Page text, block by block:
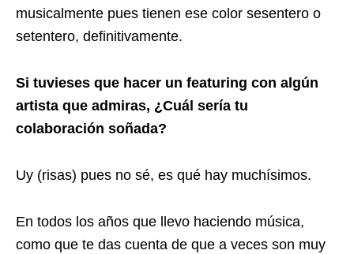
musicalmente pues tienen ese color sesentero o
setentero, definitivamente.
Si tuvieses que hacer un featuring con algún
artista que admiras, ¿Cuál sería tu
colaboración soñada?
Uy (risas) pues no sé, es qué hay muchísimos.
En todos los años que llevo haciendo música,
como que te das cuenta de que a veces son muy